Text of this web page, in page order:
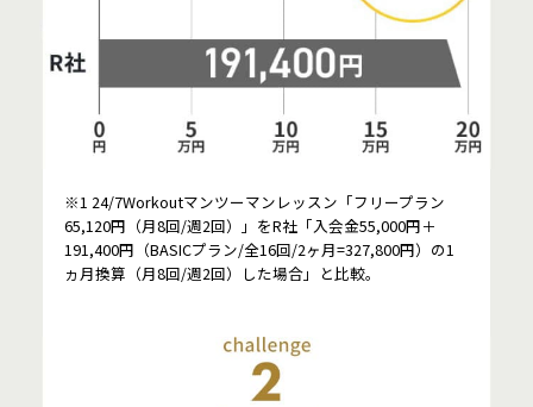
※1 24/7Workoutマンツーマンレッスン「フリープラン
65,120円（月8回/週2回）」をR社「入会金55,000円＋
191,400円（BASICプラン/全16回/2ヶ月=327,800円）の1
ヵ月換算（月8回/週2回）した場合」と比較。